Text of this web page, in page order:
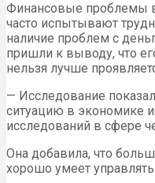
Финансовые проблемы в
часто испытывают
наличие проблем с
пришли к выводу, что
нельзя лучше
— Исследование
ситуацию в экономике
исследований в сфере
Она добавила, что
хорошо умеет